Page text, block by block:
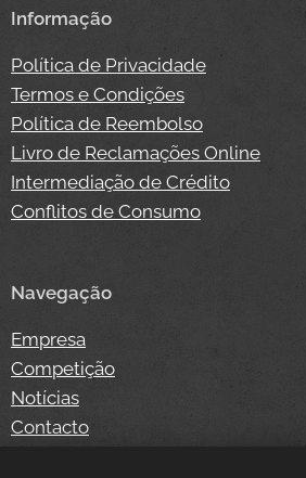
Informação
Política de Privacidade
Termos e Condições
Política de Reembolso
Livro de Reclamações Online
Intermediação de Crédito
Conflitos de Consumo
Navegação
Empresa
Competição
Notícias
Contacto